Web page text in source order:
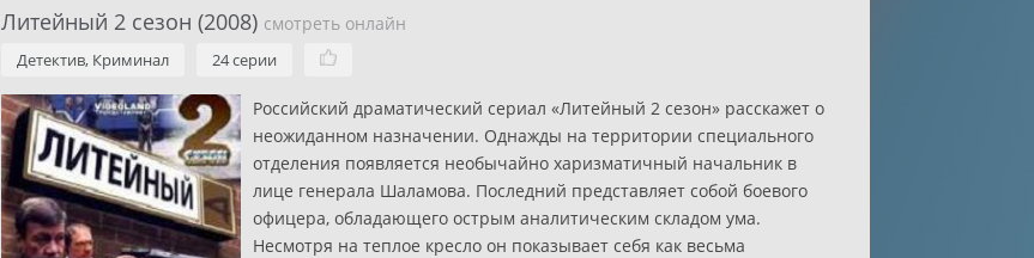
Литейный 2 сезон (2008) смотреть онлайн
Детектив, Криминал 24 серии
Российский драматический сериал «Литейный 2 сезон» расскажет о
неожиданном назначении. Однажды на территории специального
отделения появляется необычайно харизматичный начальник в
лице генерала Шаламова. Последний представляет собой боевого
офицера, обладающего острым аналитическим складом ума.
Несмотря на теплое кресло он показывает себя как весьма